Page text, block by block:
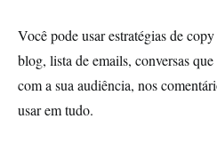
Você pode usar estratégias de
blog, lista de emails, conversas
com a sua audiência, nos
usar em tudo.